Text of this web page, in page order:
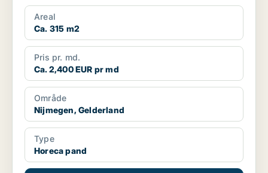
Areal
Ca. 315 m2
Pris pr. md.
Ca. 2,400 EUR pr md
Område
Nijmegen, Gelderland
Type
Horeca pand